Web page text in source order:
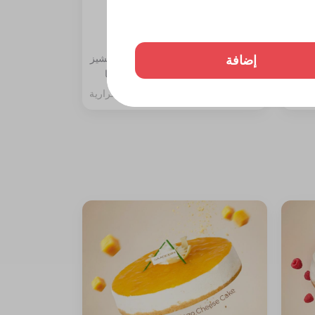
جلي
تشيز كيك مانجو قطعة
المكونات: طبقة بسكوت دايجستف والتشيز
مع سبونج الفانيليا مغطاة بصوص المنجا
إضافة